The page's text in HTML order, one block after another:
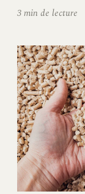
3 min de lecture